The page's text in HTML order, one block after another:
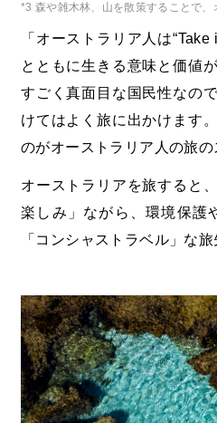
*3 森や雑木林、山を散策することで
「オーストラリア人は
とともに生きる意味と価値
すごく真面目な国民性なの
けてはよく旅に出かけます
のがオーストラリア人の旅の
オーストラリアを旅すると
楽しみ」ながら、環境保護
「コンシャストラベル」な